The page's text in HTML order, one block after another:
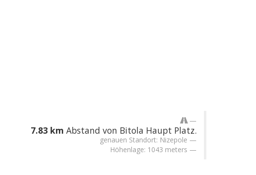
7.83 km Abstand von Bitola Haupt Platz.
genauen Standort: Nizepole
Höhenlage: 1043 meters